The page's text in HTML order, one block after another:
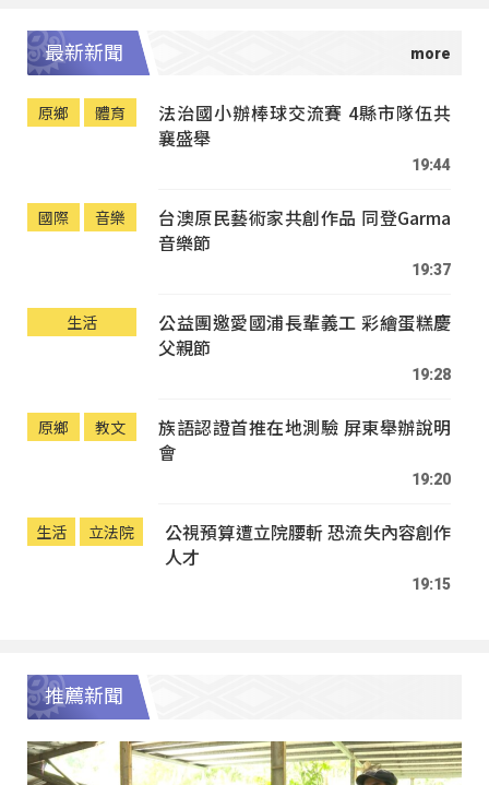
最新新聞
原鄉 體育
法治國小辦棒球交流賽 4縣市隊伍共
襄盛舉
19:44
國際 音樂
台澳原民藝術家共創作品 同登Garma
音樂節
19:37
生活
公益團邀愛國浦長輩義工 彩繪蛋糕慶
父親節
19:28
原鄉 教文
族語認證首推在地測驗 屏東舉辦說明
會
19:20
生活 立法院
公視預算遭立院腰斬 恐流失內容創作
人才
19:15
推薦新聞